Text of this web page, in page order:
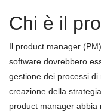
Chi è il
Il product manager
software dovrebbero
gestione dei processi
creazione della
product manager abbia